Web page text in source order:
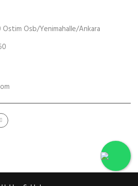
Ostim Osb/Yenimahalle/Ankara